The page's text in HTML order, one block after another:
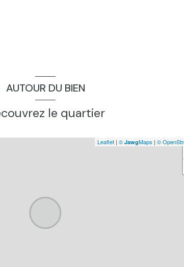
AUTOUR DU BIEN
le quartier
Leaflet | © JawgMaps | ©